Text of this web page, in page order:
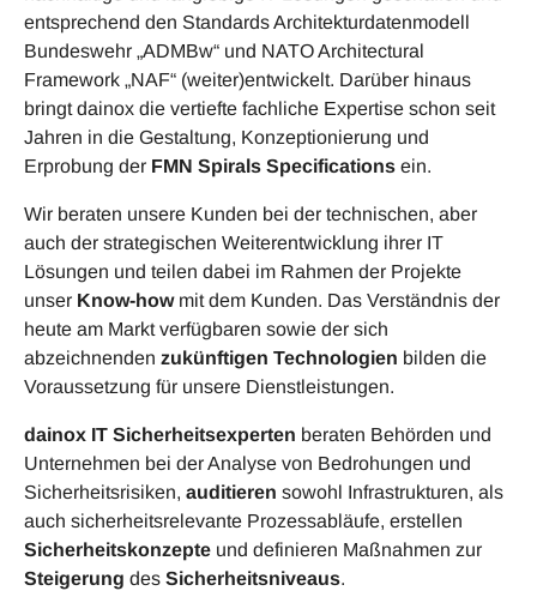
entsprechend den Standards Architekturdatenmodell
Bundeswehr „ADMBw“ und NATO Architectural
Framework „NAF“ (weiter)entwickelt. Darüber hinaus
bringt dainox die vertiefte fachliche Expertise schon seit
Jahren in die Gestaltung, Konzeptionierung und
Erprobung der FMN Spirals Specifications ein.
Wir beraten unsere Kunden bei der technischen, aber
auch der strategischen Weiterentwicklung ihrer IT
Lösungen und teilen dabei im Rahmen der Projekte
unser Know-how mit dem Kunden. Das Verständnis der
heute am Markt verfügbaren sowie der sich
abzeichnenden zukünftigen Technologien bilden die
Voraussetzung für unsere Dienstleistungen.
dainox IT Sicherheitsexperten beraten Behörden und
Unternehmen bei der Analyse von Bedrohungen und
Sicherheitsrisiken, auditieren sowohl Infrastrukturen, als
auch sicherheitsrelevante Prozessabläufe, erstellen
Sicherheitskonzepte und definieren Maßnahmen zur
Steigerung des Sicherheitsniveaus.